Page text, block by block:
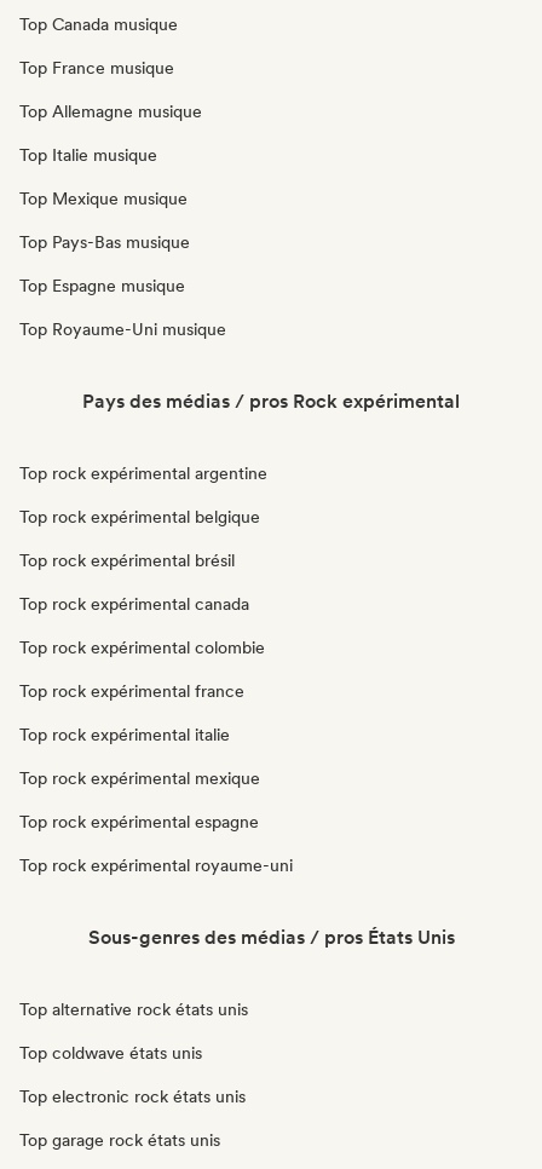
Top Canada musique
Top France musique
Top Allemagne musique
Top Italie musique
Top Mexique musique
Top Pays-Bas musique
Top Espagne musique
Top Royaume-Uni musique
Pays des médias / pros Rock expérimental
Top rock expérimental argentine
Top rock expérimental belgique
Top rock expérimental brésil
Top rock expérimental canada
Top rock expérimental colombie
Top rock expérimental france
Top rock expérimental italie
Top rock expérimental mexique
Top rock expérimental espagne
Top rock expérimental royaume-uni
Sous-genres des médias / pros États Unis
Top alternative rock états unis
Top coldwave états unis
Top electronic rock états unis
Top garage rock états unis